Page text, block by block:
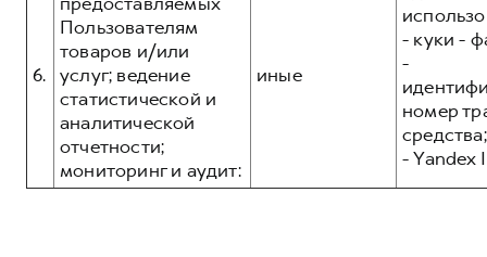
6.
Пользователям
товаров и/или
услуг; ведение
статистической и
аналитической
отчетности;
мониторинг и аудит:
иные
- куки -
-
номер
средства;
- Yandex